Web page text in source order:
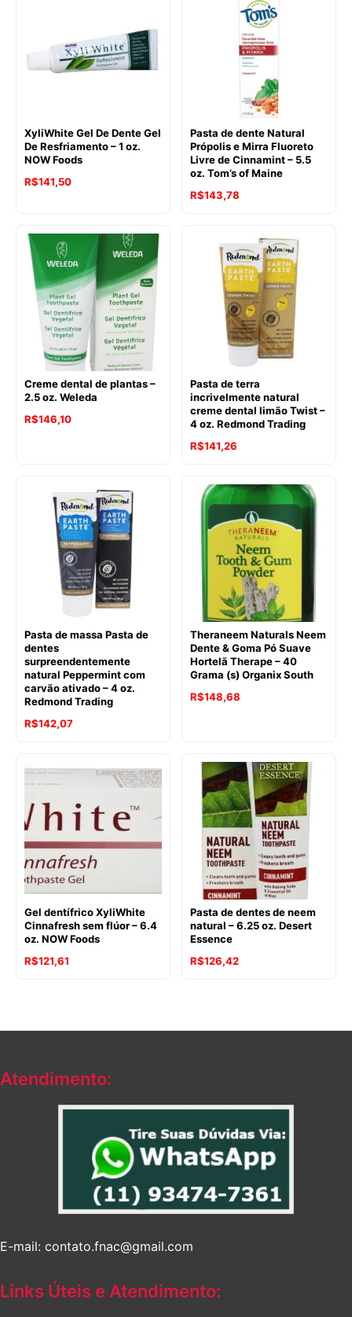
XyliWhite Gel De Dente Gel
De Resfriamento – 1 oz.
NOW Foods
R$141,50
Pasta de dente Natural
Própolis e Mirra Fluoreto
Livre de Cinnamint – 5.5
oz. Tom’s of Maine
O
R$169,58.
R$143,78
atual
é:
R$143,78.
Creme dental de plantas –
2.5 oz. Weleda
R$146,10
Pasta de terra
incrivelmente natural
creme dental limão Twist –
4 oz. Redmond Trading
O
original
era:
R$146,39.
R$141,26
atual
é:
R$141,26.
Pasta de massa Pasta de
dentes
surpreendentemente
natural Peppermint com
carvão ativado – 4 oz.
Redmond Trading
O
era:
R$147,20.
R$142,07O
R$142,07.
Theraneem Naturals Neem
Dente & Goma Pó Suave
Hortelã Therape – 40
Grama (s) Organix South
O
R$177,16.
R$148,68
R$148,68.
Gel dentífrico XyliWhite
Cinnafresh sem flúor – 6.4
oz. NOW Foods
O
R$121,61
Pasta de dentes de neem
natural – 6.25 oz. Desert
Essence
R$126,42
Atendimento:
E-mail: contato.fnac@gmail.com
Links Úteis e Atendimento: